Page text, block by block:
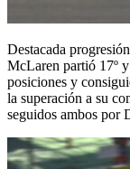
Destacada
McLaren partió 17º
posiciones y
la superación a su
seguidos ambos por